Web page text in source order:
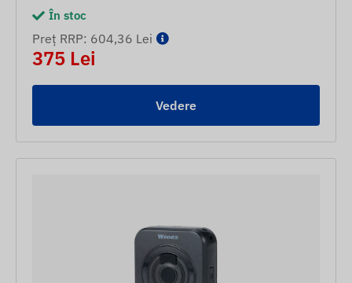
În stoc
Preț RRP: 604,36 Lei
375 Lei
Vedere